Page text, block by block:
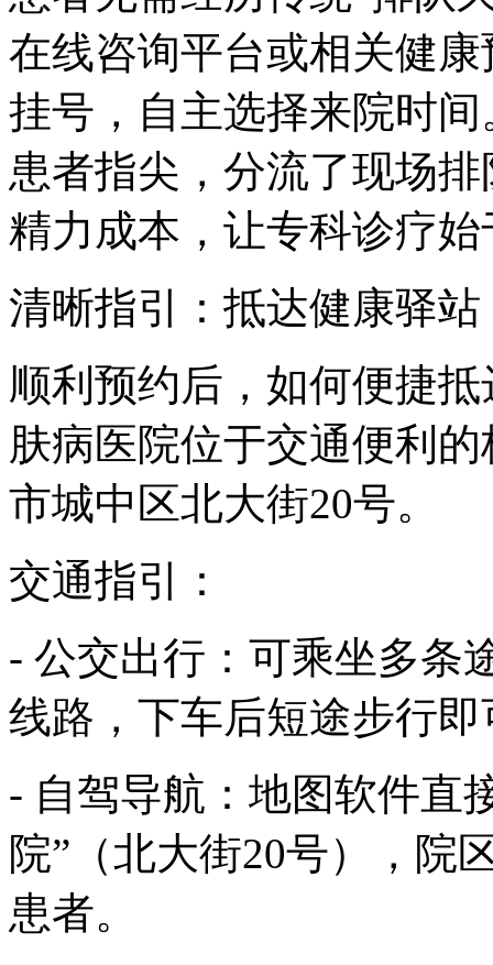
在线咨询平台或相关健
挂号，自主选择来院时
患者指尖，分流了现场
精力成本，让专科诊疗
清晰指引：抵达健康驿站
顺利预约后，如何便捷
肤病医院位于交通便利
市城中区北大街20号。
交通指引：
- 公交出行：可乘坐多条
线路，下车后短途步行
- 自驾导航：地图软件直
院”（北大街20号），院
患者。